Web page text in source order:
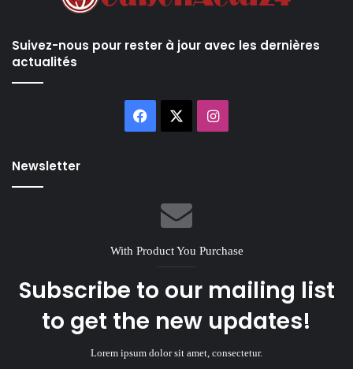
Suivez-nous pour rester à jour avec les dernières
actualités
Facebook Instagram
Newsletter
With Product You Purchase
Subscribe to our mailing list
to get the new updates!
Lorem ipsum dolor sit amet, consectetur.